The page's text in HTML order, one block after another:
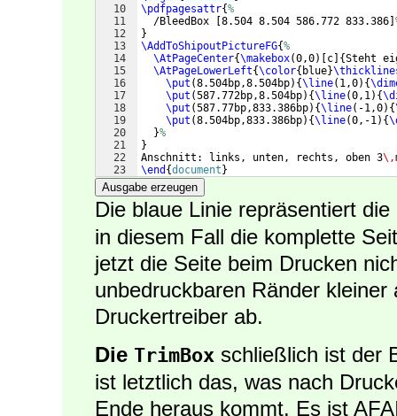
10
11
12
13
14
15
16
17
18
19
20
21
22
23
\pdfpagesattr{%
  /BleedBox
8.504 8.504 586.772 833.386
}
\AddToShipoutPictureFG{%
\AtPageCenter{\makebox(0,0) c {Steht
\AtPageLowerLeft{\color{ blue}
\put (8.504bp,8.504bp) {\line( 1,0) {
\put (587.772bp,8.504bp) {\line(0,1) {
\put (587.77bp,833.386bp) {\line( -1,0) {
\put (8.504bp,833.386bp) {\line(0,-1) {
}%
}
Anschnitt: links, unten, rechts, oben 3\,
\end {document }
Ausgabe erzeugen
Die blaue Linie repräsentiert die
in diesem Fall die komplette
jetzt die Seite beim Drucken
unbedruckbaren Ränder
Druckertreiber ab.
Die TrimBox schließlich ist der
ist letztlich das, was nach
Ende heraus kommt. Es ist